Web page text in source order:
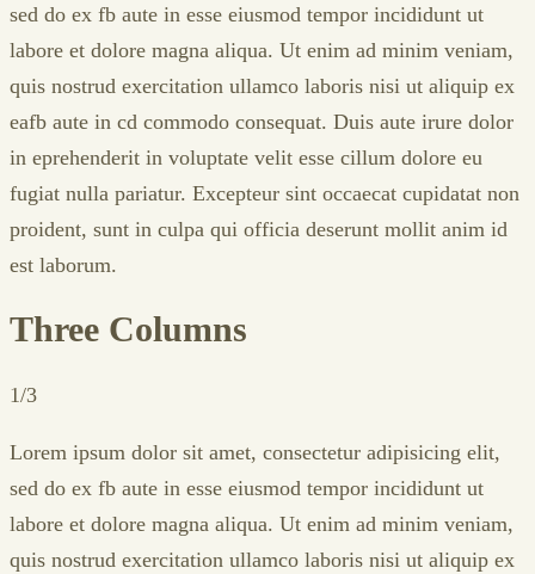
sed do ex fb aute in esse eiusmod tempor incididunt ut
labore et dolore magna aliqua. Ut enim ad minim veniam,
quis nostrud exercitation ullamco laboris nisi ut aliquip ex
eafb aute in cd commodo consequat. Duis aute irure dolor
in eprehenderit in voluptate velit esse cillum dolore eu
fugiat nulla pariatur. Excepteur sint occaecat cupidatat non
proident, sunt in culpa qui officia deserunt mollit anim id
est laborum.
Three Columns
1/3
Lorem ipsum dolor sit amet, consectetur adipisicing elit,
sed do ex fb aute in esse eiusmod tempor incididunt ut
labore et dolore magna aliqua. Ut enim ad minim veniam,
quis nostrud exercitation ullamco laboris nisi ut aliquip ex